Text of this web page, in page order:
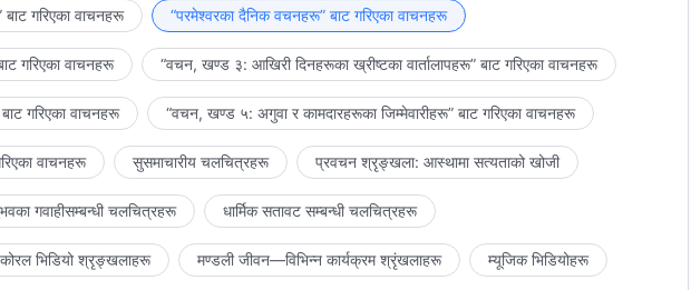
गरिएका वाचनहरू “परमेश्‍वरका दैनिक वचनहरू” बाट गरिएका वाचनहरू
गरिएका वाचनहरू “वचन, खण्ड ३: आखिरी दिनहरूका ख्रीष्टका वार्तालापहरू” बाट गरिएका वाचनहरू
गरिएका वाचनहरू “वचन, खण्ड ५: अगुवा र कामदारहरूका जिम्‍मेवारीहरू” बाट गरिएका वाचनहरू
वाचनहरू सुसमाचारीय चलचित्रहरू प्रवचन श्रृङ्खला: आस्थामा सत्यताको खोजी
गवाहीसम्‍बन्धी चलचित्रहरू धार्मिक सतावट सम्‍बन्धी चलचित्रहरू
कोरल भिडियो श्रृङ्खलाहरू मण्डली जीवन—विभिन्‍न कार्यक्रम श्रृंखलाहरू म्यूजिक भिडियोहरू